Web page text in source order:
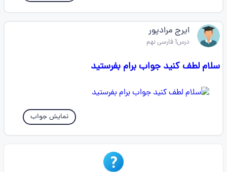
ایرج مرادپور
درس1 فارسی نهم
سلام لطف کنید جواب برام بفرستید
نمایش جواب